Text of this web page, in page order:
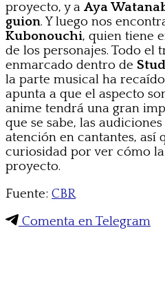
proyecto, y a Aya
guion. Y luego nos
Kubonouchi, quien tiene
de los personajes. Todo el
enmarcado dentro de
la parte musical ha
apunta a que el aspecto
anime tendrá una gran
que se sabe, las
atención en cantantes, así
curiosidad por ver cómo
proyecto.
Fuente: CBR
Comenta en Telegram